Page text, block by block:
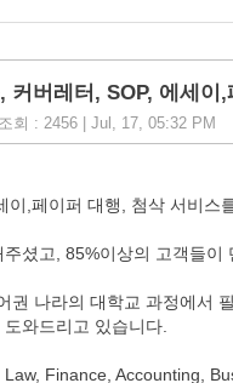
버레터, SOP, 에세이
회 : 2456 | Jul, 17, 05:32 PM
,페이퍼 대행, 첨삭 서비스
셨고, 85%이상의 고객들이
권 나라의 대학교 과정에서
와드리고 있습니다.
Finance, Accounting,